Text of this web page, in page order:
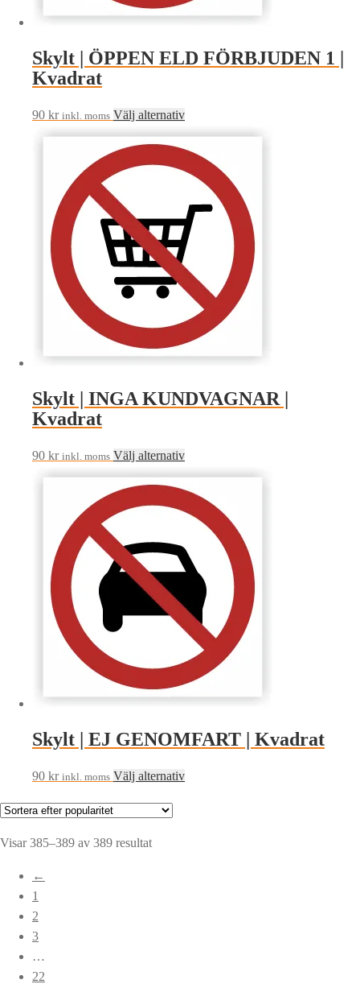
produktsidan
Skylt | ÖPPEN ELD FÖRBJUDEN 1 |
Kvadrat
90 kr inkl. moms Välj alternativDen
här
produkten
har
varianter.
De
olika
alternativen
kan
väljas
på
produktsidan
Skylt | INGA KUNDVAGNAR |
Kvadrat
90 kr inkl. moms Välj alternativDen
här
produkten
har
varianter.
De
olika
alternativen
kan
väljas
på
produktsidan
Skylt | EJ GENOMFART | Kvadrat
90 kr inkl. moms Välj alternativDen
Visar 385–389 av 389 resultatSortera
←
1
2
3
…
22